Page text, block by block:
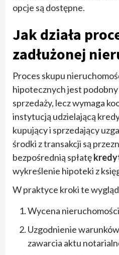
opcje są dostępne.
Jak działa
zadłużonej
Proces skupu
hipotecznych jest
sprzedaży, lecz wymaga
instytucją udzielającą
kupujący i sprzedający
środki z transakcji są
bezpośrednią spłatę
wykreślenie hipoteki z
W praktyce kroki te
Wycena
Uzgodnienie
zawarcia aktu